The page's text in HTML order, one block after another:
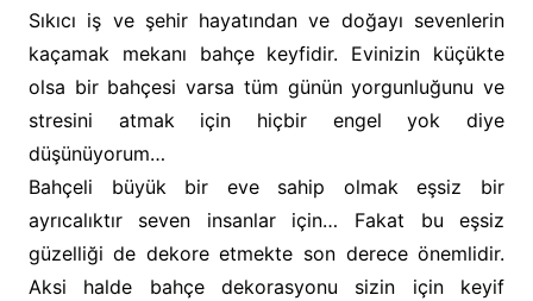
Sıkıcı iş ve şehir hayatından ve doğayı sevenlerin
kaçamak mekanı bahçe keyfidir. Evinizin küçükte
olsa bir bahçesi varsa tüm günün yorgunluğunu ve
stresini atmak için hiçbir engel yok diye
düşünüyorum…
Bahçeli büyük bir eve sahip olmak eşsiz bir
ayrıcalıktır seven insanlar için… Fakat bu eşsiz
güzelliği de dekore etmekte son derece önemlidir.
Aksi halde bahçe dekorasyonu sizin için keyif